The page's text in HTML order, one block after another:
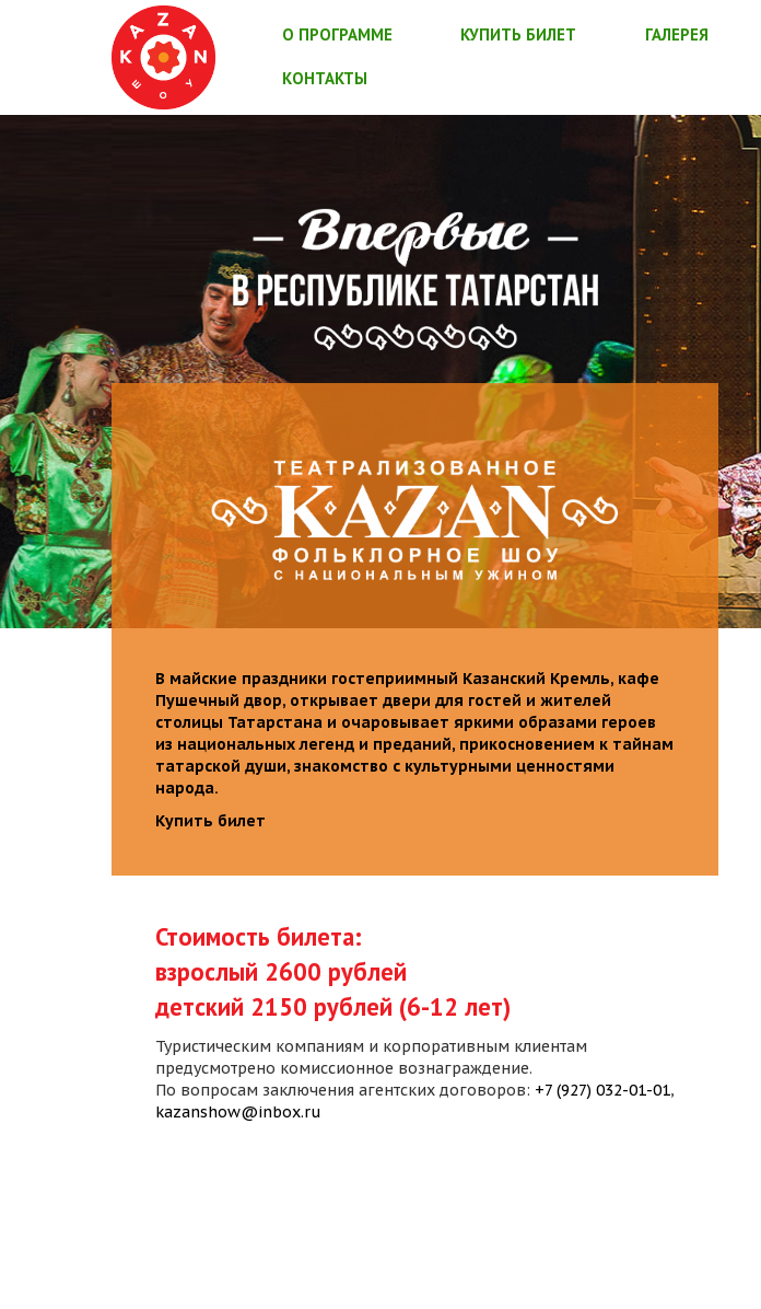
О ПРОГРАММЕ КУПИТЬ БИЛЕТ ГАЛЕРЕЯ
КОНТАКТЫ
В майские праздники гостеприимный Казанский Кремль, кафе
Пушечный двор, открывает двери для гостей и жителей
столицы Татарстана и очаровывает яркими образами героев
из национальных легенд и преданий, прикосновением к тайнам
татарской души, знакомство с культурными ценностями
народа.
Купить билет
Стоимость билета:
взрослый 2600 рублей
детский 2150 рублей (6-12 лет)
Туристическим компаниям и корпоративным клиентам
предусмотрено комиссионное вознаграждение.
По вопросам заключения агентских договоров: +7 (927) 032-01-01,
kazanshow@inbox.ru